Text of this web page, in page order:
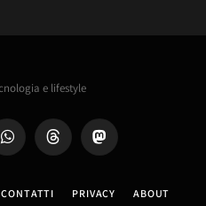
WhatsAppThreads Mastodon
CONTATTI PRIVACY ABOUT